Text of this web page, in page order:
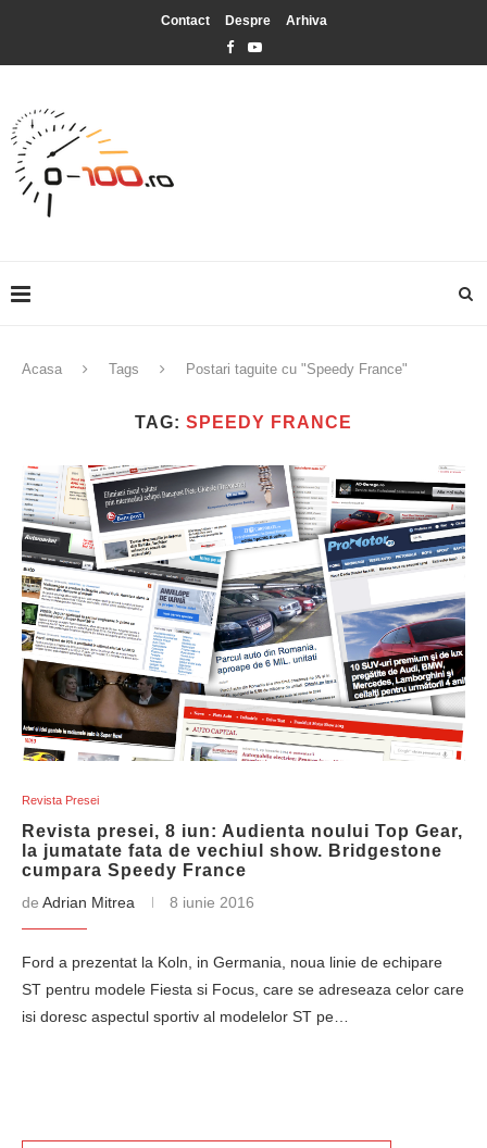
Contact Despre Arhiva
Acasa Tags Postari taguite cu "Speedy France"
TAG: SPEEDY FRANCE
Revista Presei
Revista presei, 8 iun: Audienta noului Top Gear,
la jumatate fata de vechiul show. Bridgestone
cumpara Speedy France
de Adrian Mitrea 8 iunie 2016
Ford a prezentat la Koln, in Germania, noua linie de echipare
ST pentru modele Fiesta si Focus, care se adreseaza celor care
isi doresc aspectul sportiv al modelelor ST pe…